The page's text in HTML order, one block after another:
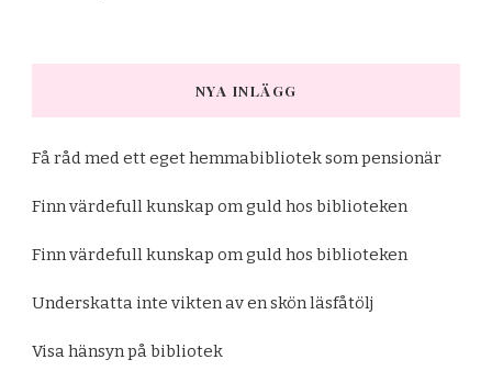
NYA INLÄGG
Få råd med ett eget hemmabibliotek som pensionär
Finn värdefull kunskap om guld hos biblioteken
Finn värdefull kunskap om guld hos biblioteken
Underskatta inte vikten av en skön läsfåtölj
Visa hänsyn på bibliotek